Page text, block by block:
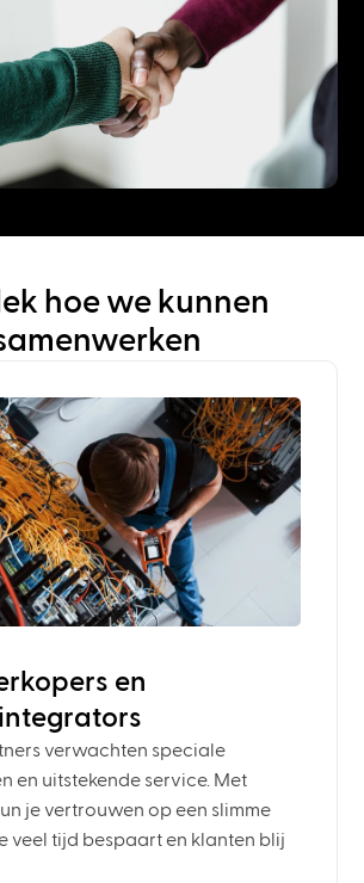
hoe we kunnen
en
verwachten speciale
en uitstekende service. Met
je vertrouwen op een slimme
veel tijd bespaart en klanten blij